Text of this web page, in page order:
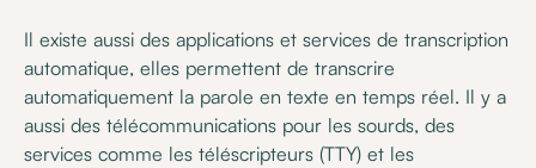
Il existe aussi des applications et services de transcription
automatique, elles permettent de transcrire
automatiquement la parole en texte en temps réel. Il y a
aussi des télécommunications pour les sourds, des
services comme les téléscripteurs (TTY) et les